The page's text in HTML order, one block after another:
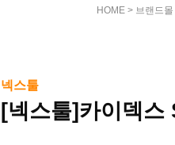
HOME > 브랜드몰
넥스툴
[넥스툴]카이덱